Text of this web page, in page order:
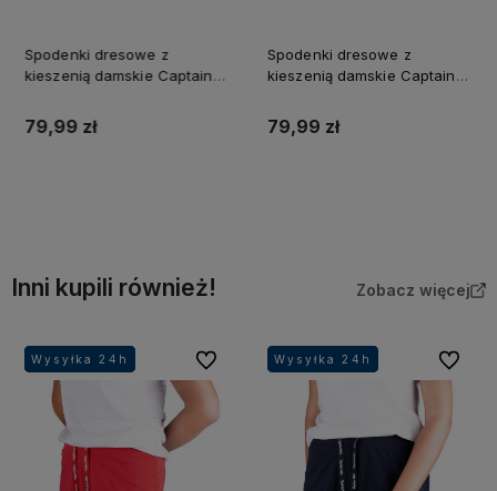
Spodenki dresowe z
kieszenią damskie Captain
79,99 zł
Spodenki dresowe z
kieszenią damskie Captain
79,99 zł
Inni kupili również! Zobacz więcej
Wysyłka 24h
Wysyłka 24h
Wysyłka 24h
Wysyłka 24h Do ulubionychWysyłka 24h
Wysyłka 24h
Wysyłka 24h
Wysyłka 24h Do